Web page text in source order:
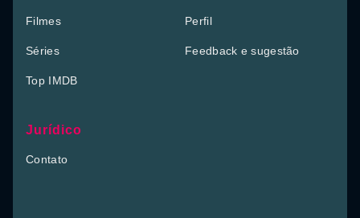
Filmes
Séries
Top IMDB
Perfil
Feedback e sugestão
Jurídico
Contato